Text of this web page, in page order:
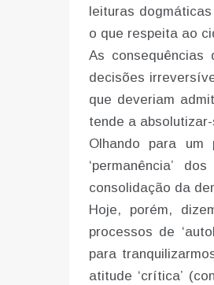
leituras
o que respeita ao
As
decisões
que deveriam
tende a
Olhando para
‘permanência’
consolidação da
Hoje, porém,
processos de
para
atitude ‘crítica’